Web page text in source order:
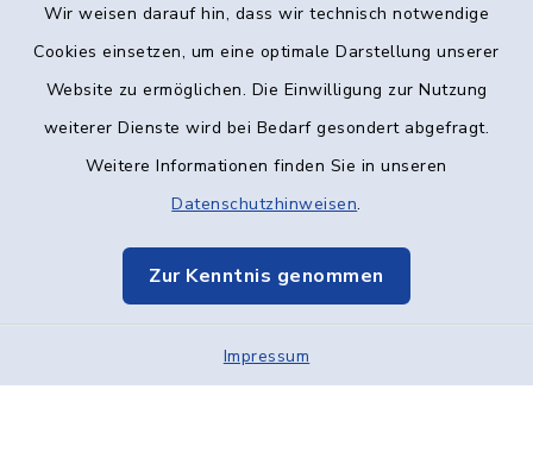
Wir weisen darauf hin, dass wir technisch notwendige
Cookies einsetzen, um eine optimale Darstellung unserer
Website zu ermöglichen. Die Einwilligung zur Nutzung
weiterer Dienste wird bei Bedarf gesondert abgefragt.
Weitere Informationen finden Sie in unseren
Datenschutzhinweisen.
Zur Kenntnis genommen
Impressum
Kontakt
Datenschutz
Elektronische Kommunikation
Sitemap